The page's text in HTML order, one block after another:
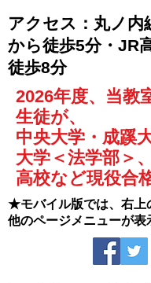
アクセス：丸ノ内
から徒歩5分・JR
徒歩8分
2026年度、当教
生徒が、
中央大学・成蹊
大学＜法学部＞
高校など現役合
★モバイル版では、右上
他のページメニューが表